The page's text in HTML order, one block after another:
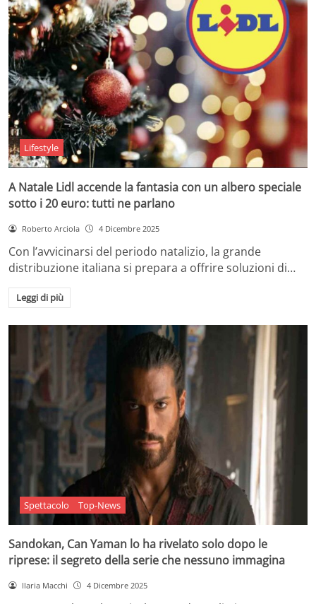
Lifestyle
A Natale Lidl accende la fantasia con un albero speciale
sotto i 20 euro: tutti ne parlano
Roberto Arciola 4 Dicembre 2025
Con l’avvicinarsi del periodo natalizio, la grande
distribuzione italiana si prepara a offrire soluzioni di…
Leggi di più
Spettacolo Top-News
Sandokan, Can Yaman lo ha rivelato solo dopo le
riprese: il segreto della serie che nessuno immagina
Ilaria Macchi 4 Dicembre 2025